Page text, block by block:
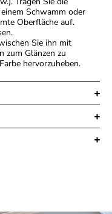
Schwamm oder
Oberfläche auf.
Sie ihn mit
zum Glänzen zu
hervorzuheben.